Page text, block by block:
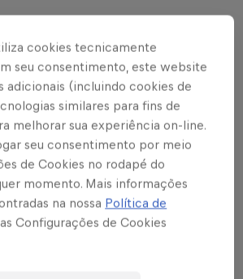
campo dia 06/06, às 9h, contra o
do Campeonato Paulista
será disputada no Centro de
(CPD), em Atibaia-
na Copa do Brasil, a
disputada em uma sede a ser
cookies tecnicamente
seu consentimento, este website
adicionais (incluindo cookies de
similares para fins de
melhorar sua experiência on-line.
seu consentimento por meio
de Cookies no rodapé do
momento. Mais informações
na nossa Política de
Configurações de Cookies